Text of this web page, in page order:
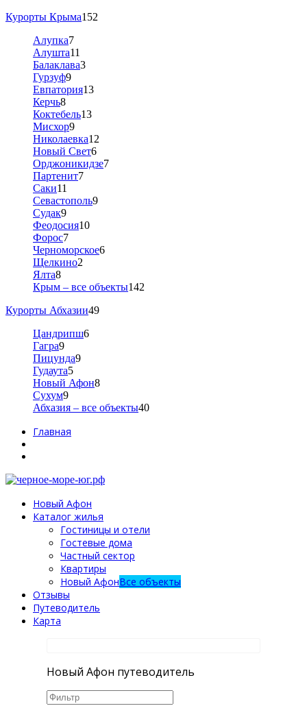
Курорты Крыма152
Алупка7
Алушта11
Балаклава3
Гурзуф9
Евпатория13
Керчь8
Коктебель13
Мисхор9
Николаевка12
Новый Свет6
Орджоникидзе7
Партенит7
Саки11
Севастополь9
Судак9
Феодосия10
Форос7
Черноморское6
Щелкино2
Ялта8
Крым – все объекты142
Курорты Абхазии49
Цандрипш6
Гагра9
Пицунда9
Гудаута5
Новый Афон8
Сухум9
Абхазия – все объекты40
Главная
Новый Афон
Каталог жилья
Гостиницы и отели
Гостевые дома
Частный сектор
Квартиры
Новый АфонВсе объекты
Отзывы
Путеводитель
Карта
Новый Афон путеводитель